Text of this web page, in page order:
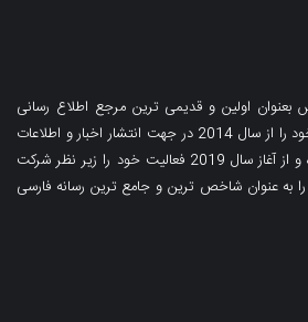
بعنوان اولین و قدیمی ترین مرجع اطلاع رسانی
فارسی زبان در قبرس فعالیت خود را از سال 2014 در جهت انتشار اخبار و اطلاعات
در حوزه های مختلف آغاز کرده و از آغاز سال 2019 فعالیت خود را زیر نظر شرکت
به عنوان شاخص ترین و جامع ترین رسانه فارسی